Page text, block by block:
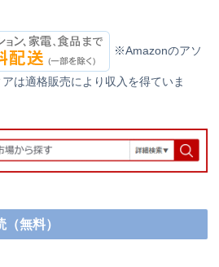
※Amazonのアソ
は適格販売により収入を得ていま
無料）